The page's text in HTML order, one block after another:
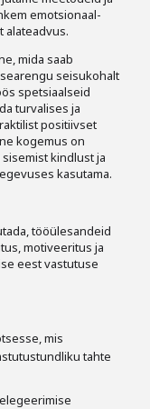
emotsionaal-
alateadvus.
mida saab
seisukohalt
spetsiaalseid
turvalises ja
positiivset
kogemus on
kindlust ja
kasutama.
tööülesandeid
motiveeritus ja
eest vastutuse
mis
tahte